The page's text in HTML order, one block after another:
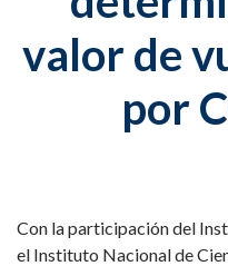
valor de
por
Con la participación del
el Instituto Nacional de